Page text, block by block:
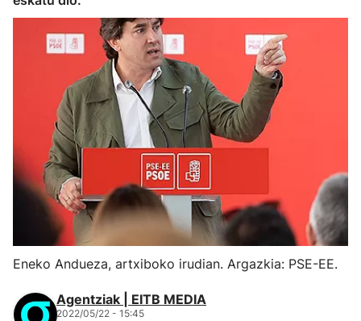
Eneko Andueza, artxiboko irudian. Argazkia: PSE-EE.
Agentziak | EITB MEDIA
2022/05/22 - 15:45